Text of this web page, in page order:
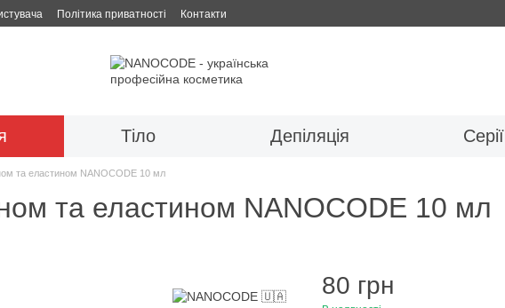
Політика приватності Контакти
Тіло Депіляція Серії
та еластином NANOCODE 10 мл
та еластином NANOCODE 10 мл
80 грн